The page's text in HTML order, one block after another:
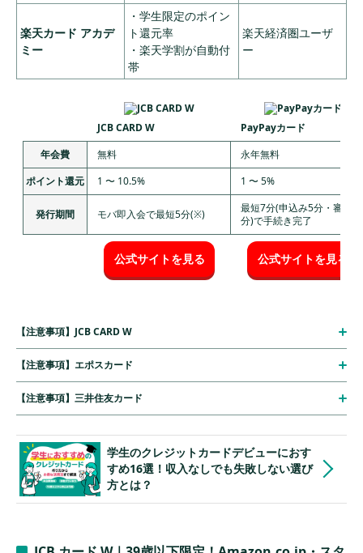
楽天カード アカデ
ミー
・学生限定のポイン
ト還元率
・楽天学割が自動付
帯
楽天経済圏ユーザ
ー
JCB CARD W
PayPayカード
年会費
無料
永年無料
ポイント還元
1 〜 10.5% 1 〜 5%
発行期間 モバ即入会で最短5分(※)
最短7分(申込み5分・審査2
分)で手続き完了
公式サイトを見る 公式サイトを見る
【注意事項】JCB CARD W
【注意事項】エポスカード
【注意事項】三井住友カード
学生のクレジットカードデビューにおす
すめ16選！収入なしでも失敗しない選び
方とは？